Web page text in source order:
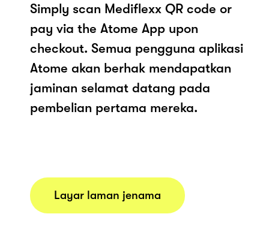
Simply scan Mediflexx QR code or
pay via the Atome App upon
checkout. Semua pengguna aplikasi
Atome akan berhak mendapatkan
jaminan selamat datang pada
pembelian pertama mereka.
Layar laman jenama